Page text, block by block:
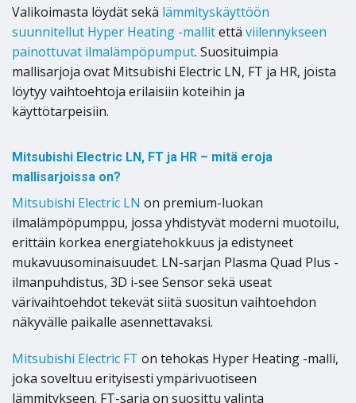
Valikoimasta löydät sekä lämmityskäyttöön
suunnitellut Hyper Heating -mallitettä viilennykseen
painottuvat ilmalämpöpumput. Suosituimpia
mallisarjoja ovat Mitsubishi Electric LN, FT ja HR, joista
löytyy vaihtoehtoja erilaisiin koteihin ja
käyttötarpeisiin.
Mitsubishi Electric LN, FT ja HR – mitä eroja
mallisarjoissa on?
Mitsubishi Electric LN on premium-luokan
ilmalämpöpumppu, jossa yhdistyvät moderni muotoilu,
erittäin korkea energiatehokkuus ja edistyneet
mukavuusominaisuudet. LN-sarjan Plasma Quad Plus -
ilmanpuhdistus, 3D i-see Sensor sekä useat
värivaihtoehdot tekevät siitä suositun vaihtoehdon
näkyvälle paikalle asennettavaksi.
Mitsubishi Electric FT on tehokas Hyper Heating -malli,
joka soveltuu erityisesti ympärivuotiseen
lämmitykseen. FT-sarja on suosittu valinta